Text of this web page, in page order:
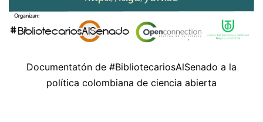
Documentatón de #BibliotecariosAlSenado a la
política colombiana de ciencia abierta